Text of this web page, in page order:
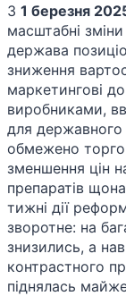
З 1 березня
масштабні
держава
зниження
маркетингові
виробниками,
для державного
обмежено
зменшення цін
препаратів
тижні дії
зворотне: на
знизились, а
контрастного
піднялась майже